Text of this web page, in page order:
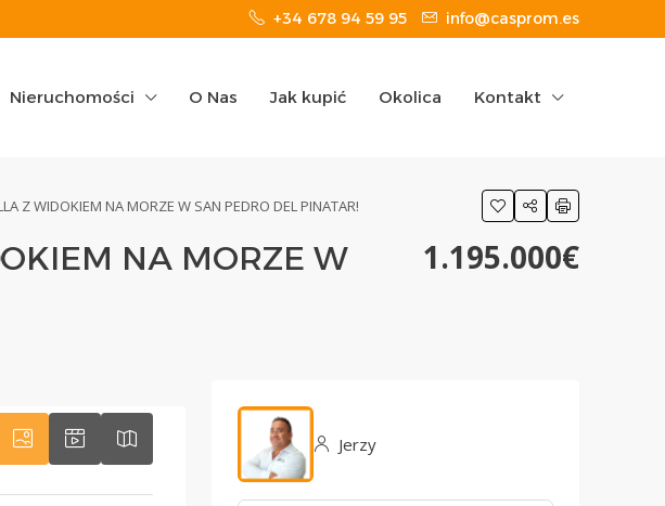
+34 678 94 59 95 info@casprom.es
Nieruchomości O Nas Jak kupić Okolica Kontakt
Z WIDOKIEM NA MORZE W SAN PEDRO DEL PINATAR!
NA MORZE W
1.195.000€
Jerzy